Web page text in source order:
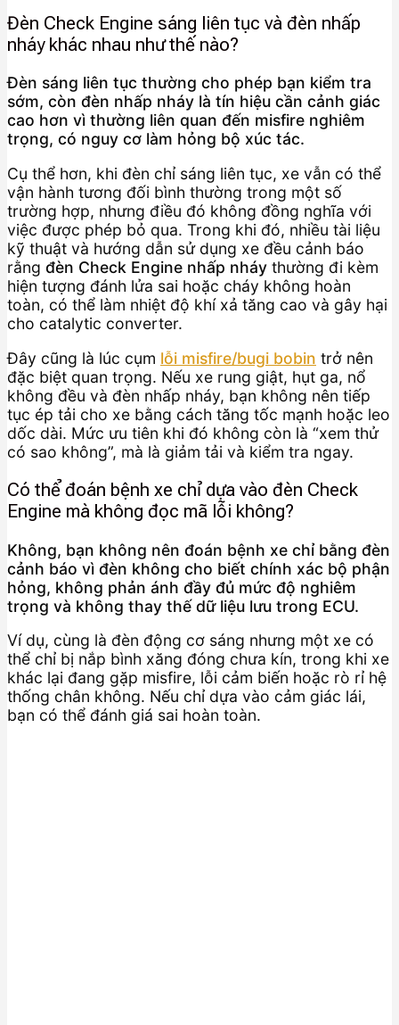
Đèn Check Engine sáng liên tục và đèn nhấp
nháy khác nhau như thế nào?
Đèn sáng liên tục thường cho phép bạn kiểm tra
sớm, còn đèn nhấp nháy là tín hiệu cần cảnh giác
cao hơn vì thường liên quan đến misfire nghiêm
trọng, có nguy cơ làm hỏng bộ xúc tác.
Cụ thể hơn, khi đèn chỉ sáng liên tục, xe vẫn có thể
vận hành tương đối bình thường trong một số
trường hợp, nhưng điều đó không đồng nghĩa với
việc được phép bỏ qua. Trong khi đó, nhiều tài liệu
kỹ thuật và hướng dẫn sử dụng xe đều cảnh báo
rằng đèn Check Engine nhấp nháy thường đi kèm
hiện tượng đánh lửa sai hoặc cháy không hoàn
toàn, có thể làm nhiệt độ khí xả tăng cao và gây hại
cho catalytic converter.
Đây cũng là lúc cụm lỗi misfire/bugi bobin trở nên
đặc biệt quan trọng. Nếu xe rung giật, hụt ga, nổ
không đều và đèn nhấp nháy, bạn không nên tiếp
tục ép tải cho xe bằng cách tăng tốc mạnh hoặc leo
dốc dài. Mức ưu tiên khi đó không còn là “xem thử
có sao không”, mà là giảm tải và kiểm tra ngay.
Có thể đoán bệnh xe chỉ dựa vào đèn Check
Engine mà không đọc mã lỗi không?
Không, bạn không nên đoán bệnh xe chỉ bằng đèn
cảnh báo vì đèn không cho biết chính xác bộ phận
hỏng, không phản ánh đầy đủ mức độ nghiêm
trọng và không thay thế dữ liệu lưu trong ECU.
Ví dụ, cùng là đèn động cơ sáng nhưng một xe có
thể chỉ bị nắp bình xăng đóng chưa kín, trong khi xe
khác lại đang gặp misfire, lỗi cảm biến hoặc rò rỉ hệ
thống chân không. Nếu chỉ dựa vào cảm giác lái,
bạn có thể đánh giá sai hoàn toàn.